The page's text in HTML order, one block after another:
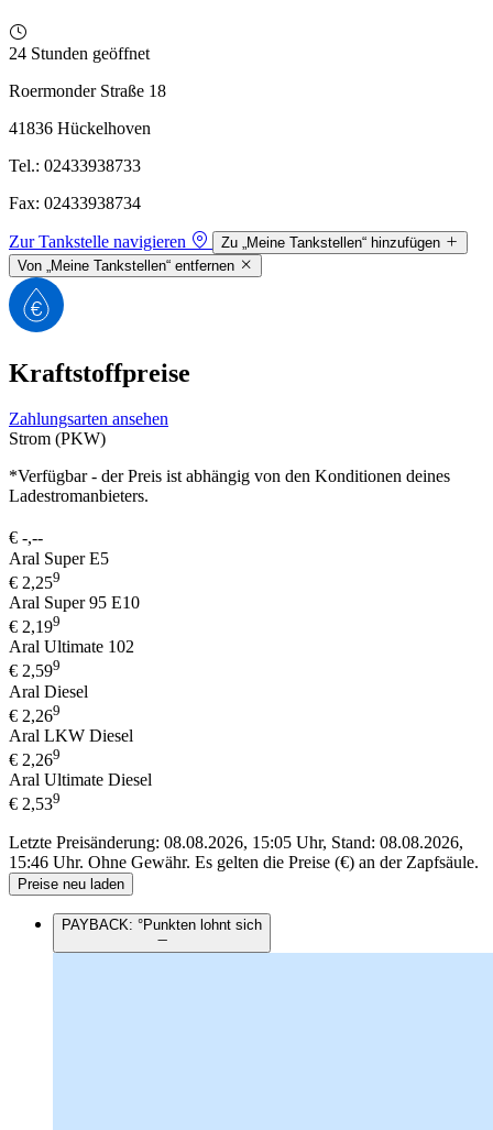
24 Stunden geöffnet
Roermonder Straße 18
41836 Hückelhoven
Tel.: 02433938733
Fax: 02433938734
Zur Tankstelle navigieren
Zu „Meine Tankstellen“ hinzufügen
Von „Meine Tankstellen“ entfernen
Kraftstoffpreise
Zahlungsarten ansehen
Strom (PKW)
*Verfügbar - der Preis ist abhängig von den Konditionen deines
Ladestromanbieters.
€ -,--
Aral Super E5
€ 2,259
Aral Super 95 E10
€ 2,199
Aral Ultimate 102
€ 2,599
Aral Diesel
€ 2,269
Aral LKW Diesel
€ 2,269
Aral Ultimate Diesel
€ 2,539
Letzte Preisänderung: 08.08.2026, 15:05 Uhr, Stand: 08.08.2026,
15:46 Uhr. Ohne Gewähr. Es gelten die Preise (€) an der Zapfsäule.
Preise neu laden
PAYBACK: °Punkten lohnt sich